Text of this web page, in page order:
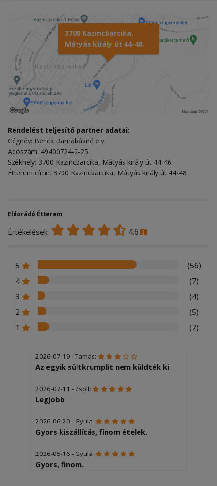
3700 Kazincbarcika,
Mátyás király út 44-48.
Rendelést teljesítő partner adatai:
Cégnév: Bencs Barnabásné e.v.
Adószám: 49400724-2-25
Székhely: 3700 Kazincbarcika, Mátyás király út 44-46.
Étterem címe: 3700 Kazincbarcika, Mátyás király út 44-48.
Eldorádó Étterem
Értékelések: 4.6
5
(56)
4
(7)
3
(4)
2
(5)
1
(7)
2026-07-19 - Tamás:
Az egyik sültkrumplit nem küldték ki
2026-07-11 - Zsolt:
Legjobb
2026-06-20 - Gyula:
Gyors kiszállítás, finom ételek.
2026-05-16 - Gyula:
Gyors, finom.